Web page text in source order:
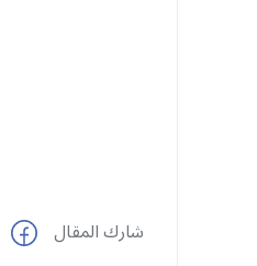
شارك المقال